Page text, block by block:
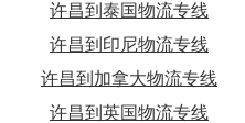
许昌到泰国物流专线
许昌到印尼物流专线
许昌到加拿大物流专线
许昌到英国物流专线